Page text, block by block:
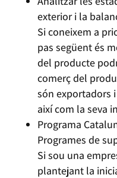
exterior i la
Si coneixem a
pas següent és
del producte
comerç del
són exportadors
així com la seva
Programa
Programes de
Si sou una
plantejant la